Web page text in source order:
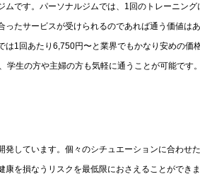
です。パーソナルジムでは、1回のトレーニン
たサービスが受けられるのであれば通う価値は
1回あたり6,750円〜と業界でもかなり安めの価
生の方や主婦の方も気軽に通うことが可能です。
しています。個々のシチュエーションに合わせ
を損なうリスクを最低限におさえることができ